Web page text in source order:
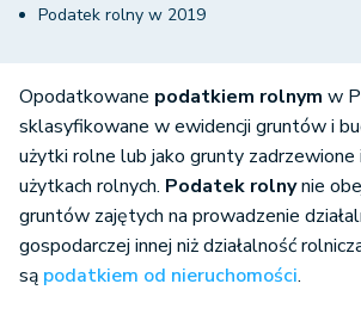
Podatek rolny w 2019
Opodatkowane podatkiem rolnym w
sklasyfikowane w ewidencji gruntów i
użytki rolne lub jako grunty zadrzewione
użytkach rolnych. Podatek rolnynie
gruntów zajętych na prowadzenie
gospodarczej innej niż działalność
są podatkiem od nieruchomości.